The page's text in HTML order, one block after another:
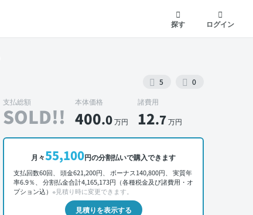
探す
ログイン
5 0
支払総額
SOLD!!
本体価格
400.0万円
諸費用
12.7万円
月々55,100円の分割払いで購入できます
支払回数60回、 頭金621,200円、 ボーナス140,800円、 実質年
率6.9％、 分割払金合計4,165,173円（各種税金及び諸費用・オ
プション込） ※見積り時に変更できます。
見積りを表示する